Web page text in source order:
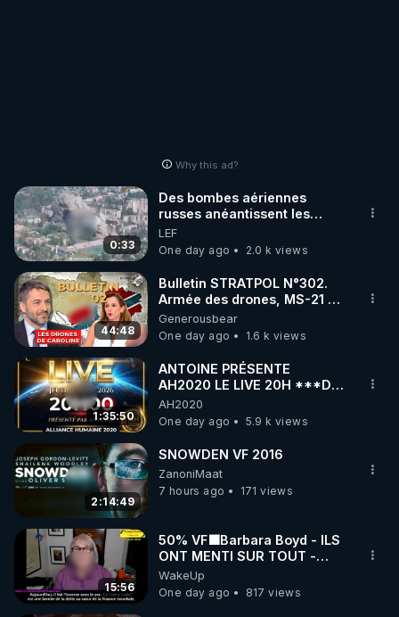
Why this ad?
0:33
Des bombes aériennes
russes anéantissent les
centres de contrôle de
drones de 3 brigades
ukrainienne
LEF
One day ago
2.0 k views
44:48
Bulletin STRATPOL N°302.
Armée des drones, MS-21 en
série, missiles coréens.
07.08.2026.
Generousbear
One day ago
1.6 k views
1:35:50
ANTOINE PRÉSENTE
AH2020 LE LIVE 20H ***DU
06/08/2026***
AH2020
One day ago
5.9 k views
2:14:49
SNOWDEN VF 2016
ZanoniMaat
7 hours ago
171 views
15:56
50% VF🟩Barbara Boyd - ILS
ONT MENTI SUR TOUT -
Jocelyne Traduction
WakeUp
One day ago
817 views